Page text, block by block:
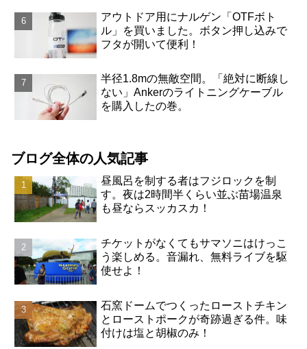
アウトドア用にナルゲン「OTFボト
ル」を買いました。ボタン押し込みで
フタが開いて便利！
半径1.8mの無敵空間。「絶対に断線し
ない」Ankerのライトニングケーブル
を購入したの巻。
ブログ全体の人気記事
昼風呂を制する者はフジロックを制
す。夜は2時間半くらい並ぶ苗場温泉
も昼ならスッカスカ！
チケットがなくてもサマソニはけっこ
う楽しめる。音漏れ、無料ライブを駆
使せよ！
石窯ドームでつくったローストチキン
とローストポークが奇跡過ぎる件。味
付けは塩と胡椒のみ！